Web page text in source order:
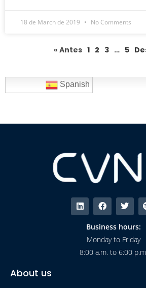
18 de March de 2019 No Comments
« Antes 1 2 3 … 5
Spanish
Business hours:
Monday to Friday
8:00 a.m. to 6:00
About us